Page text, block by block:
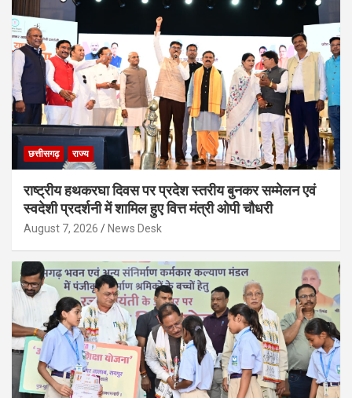
छत्तीसगढ़ राज्य
राष्ट्रीय हथकरघा दिवस पर प्रदेश स्तरीय बुनकर सम्मेलन एवं
स्वदेशी प्रदर्शनी में शामिल हुए वित्त मंत्री ओपी चौधरी
August 7, 2026 News Desk